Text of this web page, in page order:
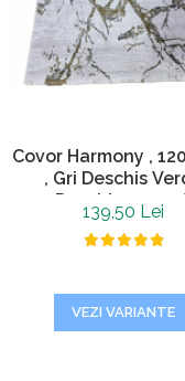
Covor Harmony ,
, Gri Deschis
Deschis,
139,50 Lei
VEZI VARIANTE